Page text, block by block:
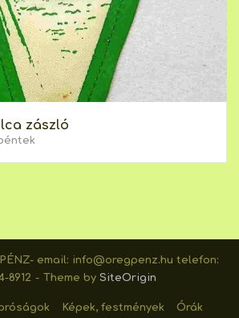
zászló
email: info@oregpenz.hu telefon:
8912
Theme by SiteOrigin
Képek, festmények
Órák